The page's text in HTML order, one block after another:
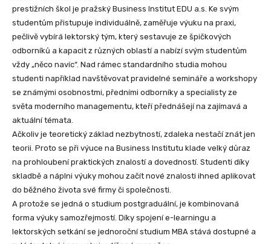
prestižních škol je pražský Business Institut EDU a.s. Ke svým
studentům přistupuje individuálně, zaměřuje výuku na praxi,
pečlivě vybírá lektorský tým, který sestavuje ze špičkových
odborníků a kapacit z různých oblastí a nabízí svým studentům
vždy „něco navíc“. Nad rámec standardního studia mohou
studenti například navštěvovat pravidelné semináře a workshopy
se známými osobnostmi, předními odborníky a specialisty ze
světa moderního managementu, kteří přednášejí na zajímavá a
aktuální témata.
Ačkoliv je teoretický základ nezbytností, zdaleka nestačí znát jen
teorii. Proto se při výuce na Business Institutu klade velký důraz
na prohloubení praktických znalostí a dovedností. Studenti díky
skladbě a náplni výuky mohou začít nové znalosti ihned aplikovat
do běžného života své firmy či společnosti.
A protože se jedná o studium postgraduální, je kombinovaná
forma výuky samozřejmostí. Díky spojení e-learningu a
lektorských setkání se jednoroční studium MBA stává dostupné a